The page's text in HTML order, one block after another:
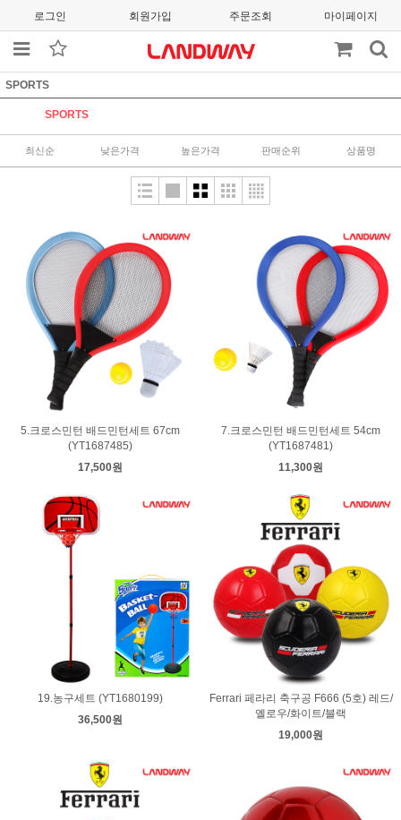
로그인 회원가입 주문조회 마이페이지
SPORTS
SPORTS
최신순 낮은가격 높은가격 판매순위 상품명
5.크로스민턴 배드민턴세트 67cm
(YT1687485)
17,500원
7.크로스민턴 배드민턴세트 54cm
(YT1687481)
11,300원
19.농구세트 (YT1680199)
36,500원
Ferrari 페라리 축구공 F666 (5호) 레드/
옐로우/화이트/블랙
19,000원